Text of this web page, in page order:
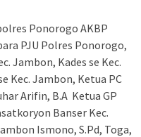
Ponorogo AKBP
PJU Polres Ponorogo,
Jambon, Kades se Kec.
Kec. Jambon, Ketua PC
Arifin, B.A Ketua GP
Banser Kec.
Ismono, S.Pd, Toga,